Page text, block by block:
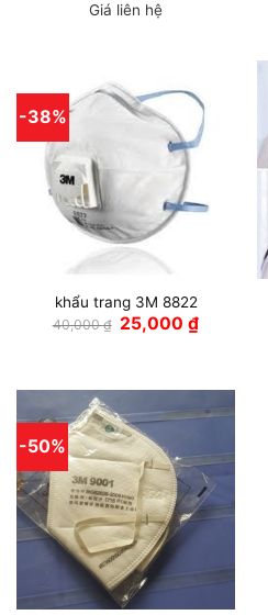
Giá liên hệ
-38%
khẩu trang 3M 8822
40,000₫ Giá
gốc
25,000₫Giá
-50%